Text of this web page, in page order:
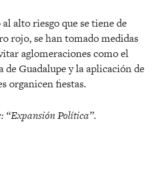
alto riesgo que se tiene de
rojo, se han tomado medidas
aglomeraciones como el
de Guadalupe y la aplicación de
organicen fiestas.
“Expansión Política”.